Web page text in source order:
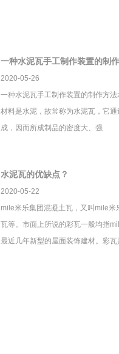
一种水泥瓦手工制作装置的制
2020-05-26
一种水泥瓦手工制作装置的制作方
材料是水泥，故常称为水泥瓦，它
成，因而所成制品的密度大、强
水泥瓦的优缺点？
2020-05-22
mile米乐集团混凝土瓦，又叫mile米
瓦等。市面上所说的彩瓦一般均指
最近几年新型的屋面装饰建材。彩